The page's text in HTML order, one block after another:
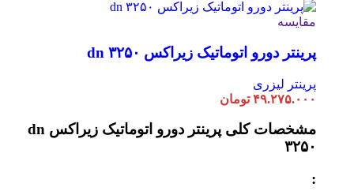
مقایسه
پرینتر دورو اتوماتیک زیراکس dn ۳۲۵۰
پرینتر لیزری
۴۹.۲۷۵.۰۰۰ تومان
مشخصات کلی
پرینتر دورو اتوماتیک زیراکس dn
۳۲۵۰
: